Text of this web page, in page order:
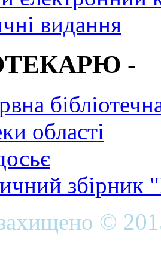
видання
-
області
захищено ©